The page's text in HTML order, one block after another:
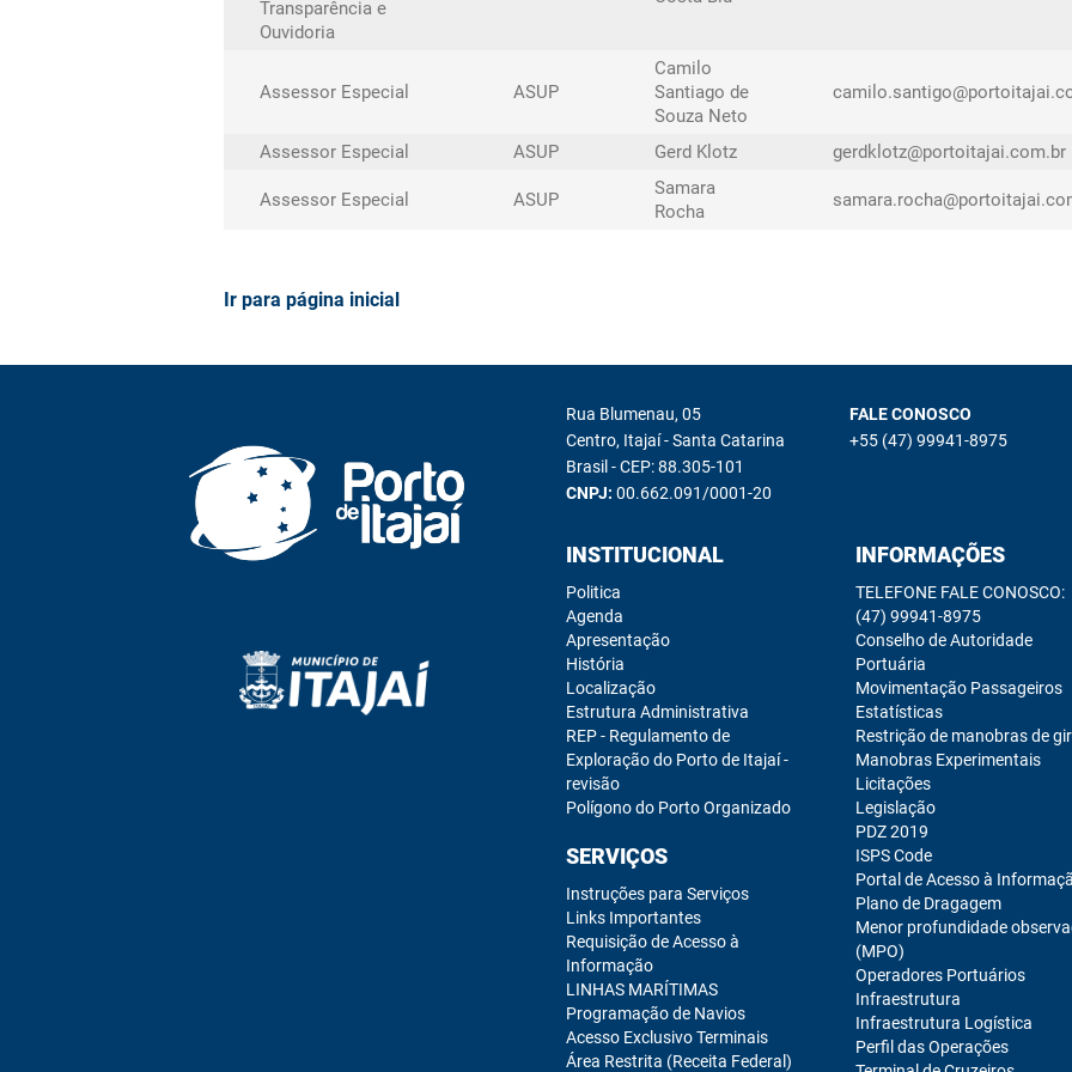
Transparência e
Ouvidoria
Assessor Especial ASUP
Camilo
Santiago de
Souza Neto
Assessor Especial ASUP Gerd Klotz gerdklotz@portoitajai.com.br
Assessor Especial ASUP
Samara
Rocha
Ir para página inicial
Rua Blumenau, 05
Centro, Itajaí - Santa Catarina
Brasil - CEP: 88.305-101
CNPJ: 00.662.091/0001-20
FALE CONOSCO
+55 (47) 99941-8975
INSTITUCIONAL
Politica
Agenda
Apresentação
História
Localização
Estrutura Administrativa
REP - Regulamento de
Exploração do Porto de Itajaí -
revisão
Polígono do Porto Organizado
SERVIÇOS
Instruções para Serviços
Links Importantes
Requisição de Acesso à
Informação
LINHAS MARÍTIMAS
Programação de Navios
Acesso Exclusivo Terminais
Área Restrita (Receita Federal)
INFORMAÇÕES
TELEFONE FALE CONOSCO:
(47) 99941-8975
Conselho de Autoridade
Portuária
Movimentação Passageiros
Estatísticas
Restrição de manobras de
Manobras Experimentais
Licitações
Legislação
PDZ 2019
ISPS Code
Portal de Acesso à
Plano de Dragagem
Menor profundidade
(MPO)
Operadores Portuários
Infraestrutura
Infraestrutura Logística
Perfil das Operações